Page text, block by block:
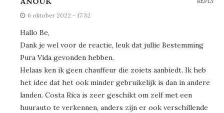
6 oktober 2022 - 17:32
Hallo Be,
Dank je wel voor de reactie, leuk dat jullie Bestemming
Pura Vida gevonden hebben.
Helaas ken ik geen chauffeur die zoiets aanbiedt. Ik heb
het idee dat het ook minder gebruikelijk is dan in andere
landen. Costa Rica is zeer geschikt om zelf met een
huurauto te verkennen, anders zijn er ook verschillende